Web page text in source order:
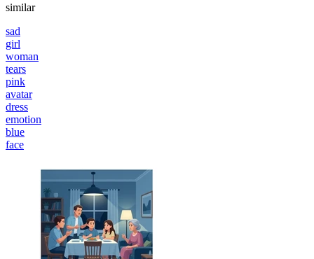
similar
sad
girl
woman
tears
pink
avatar
dress
emotion
blue
face